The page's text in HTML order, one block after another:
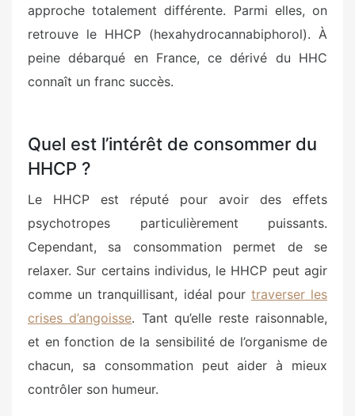
approche totalement différente. Parmi elles, on
retrouve le HHCP (hexahydrocannabiphorol). À
peine débarqué en France, ce dérivé du HHC
connaît un franc succès.
Quel est l’intérêt de consommer du
HHCP ?
Le HHCP est réputé pour avoir des effets
psychotropes particulièrement puissants.
Cependant, sa consommation permet de se
relaxer. Sur certains individus, le HHCP peut agir
comme un tranquillisant, idéal pour traverser les
crises d’angoisse. Tant qu’elle reste raisonnable,
et en fonction de la sensibilité de l’organisme de
chacun, sa consommation peut aider à mieux
contrôler son humeur.